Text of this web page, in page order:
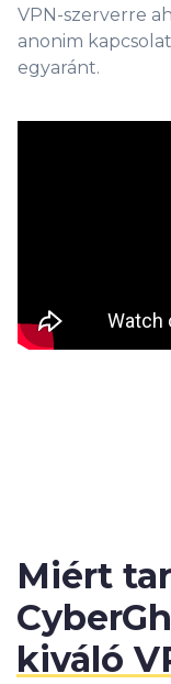
VPN-szerverre
anonim
egyaránt.
Miért
kiváló